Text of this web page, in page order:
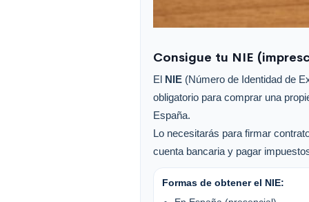
Consigue tu NIE
El NIE (Número de Identidad de
obligatorio para comprar una
España.
Lo necesitarás para firmar
cuenta bancaria y pagar
Formas de obtener el NIE: